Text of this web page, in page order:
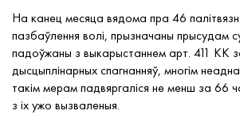
На канец месяца вядома пра 46
пазбаўлення волі, прызначаны прысудам
падоўжаны з выкарыстаннем арт. 411 КК
дысцыплінарных спагнанняў, многім
такім мерам падвяргаліся не менш за 66
з іх ужо вызваленыя.